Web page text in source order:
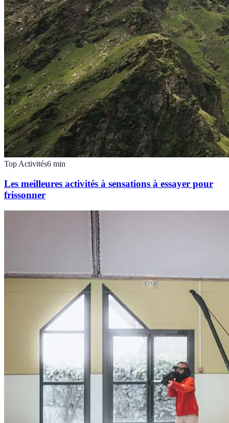
Top Activités6 min
Les meilleures activités à sensations à essayer pour
frissonner